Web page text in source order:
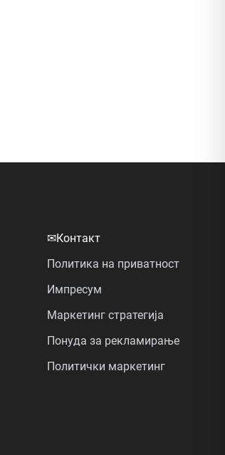
✉Контакт
Политика на приватност
Импресум
Маркетинг стратегија
Понуда за рекламирање
Политички маркетинг